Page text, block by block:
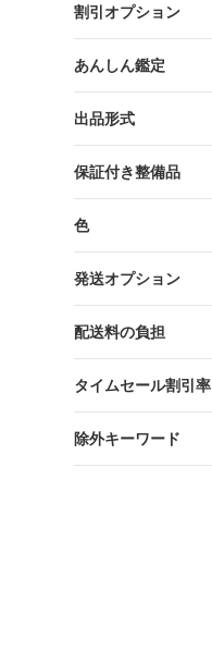
割引オプション
あんしん鑑定
出品形式
保証付き整備品
色
発送オプション
配送料の負担
タイムセール割引率
除外キーワード